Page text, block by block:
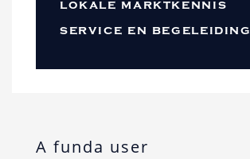
lokale marktkennis
service en begeleiding
A funda user